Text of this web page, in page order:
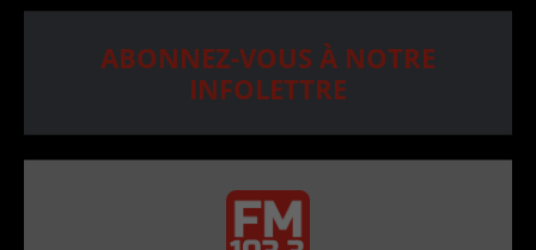
ABONNEZ-VOUS À NOTRE
INFOLETTRE